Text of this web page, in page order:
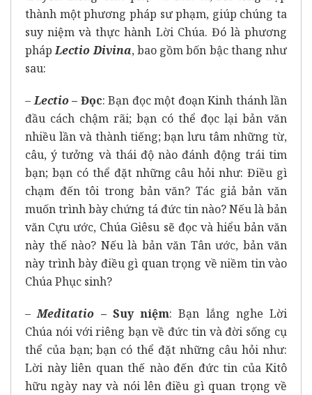
thành một phương pháp sư phạm, giúp chúng ta
suy niệm và thực hành Lời Chúa. Đó là phương
phápLectio Divina, bao gồm bốn bậc thang như
sau:
–Lectio– Đọc: Bạn đọc một đoạn Kinh thánh lần
đầu cách chậm rãi; bạn có thể đọc lại bản văn
nhiều lần và thành tiếng; bạn lưu tâm những từ,
câu, ý tưởng và thái độ nào đánh động trái tim
bạn; bạn có thể đặt những câu hỏi như: Điều gì
chạm đến tôi trong bản văn? Tác giả bản văn
muốn trình bày chứng tá đức tin nào? Nếu là bản
văn Cựu ước, Chúa Giêsu sẽ đọc và hiểu bản văn
này thế nào? Nếu là bản văn Tân ước, bản văn
này trình bày điều gì quan trọng về niềm tin vào
Chúa Phục sinh?
–Meditatio – Suy niệm: Bạn lắng nghe Lời
Chúa nói với riêng bạn về đức tin và đời sống cụ
thể của bạn; bạn có thể đặt những câu hỏi như:
Lời này liên quan thế nào đến đức tin của Kitô
hữu ngày nay và nói lên điều gì quan trọng về